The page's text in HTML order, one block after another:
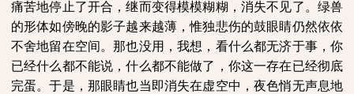
痛苦地停止了开合，继而变得模模糊糊，消失不见了。绿兽
的形体如傍晚的影子越来越薄，惟独悲伤的鼓眼睛仍然依依
不舍地留在空间。那也没用，我想，看什么都无济于事，你
已经什么都不能说，什么都不能做了，你这一存在已经彻底
完蛋。于是，那眼睛也当即消失在虚空中，夜色悄无声息地